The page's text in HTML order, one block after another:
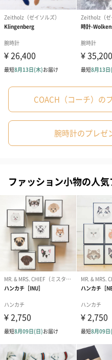
コットン巾着 【誕生
日】（グレー）M（550
円）
コッ
日】
ク）
包装紙
ラッピングを施してお届けいた
ゴールド（390円） ピン
生花
生花のブーケを同梱します。
※9-15時にご注文いただく場
も1日遅くなります。
COACH（コーチ）の
腕時計のプレゼ
ファッション小物の人